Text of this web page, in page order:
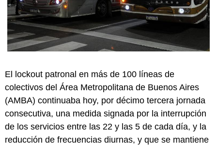
El lockout patronal en más de 100 líneas de
colectivos del Área Metropolitana de Buenos Aires
(AMBA) continuaba hoy, por décimo tercera jornada
consecutiva, una medida signada por la interrupción
de los servicios entre las 22 y las 5 de cada día, y la
reducción de frecuencias diurnas, y que se mantiene